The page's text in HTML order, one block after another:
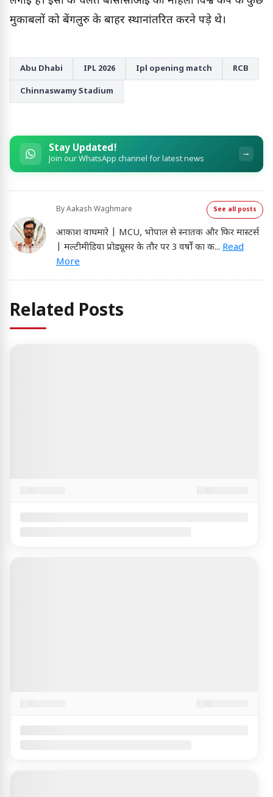
मुकाबलों को बेंगलुरु के बाहर स्थानांतरित करने पड़े थे।
Abu Dhabi IPL 2026 Ipl opening match RCB
Chinnaswamy Stadium
Stay Updated!
Join our WhatsApp channel for latest news →
ByAakash Waghmare See all posts
आकाश वाघमारे | MCU, भोपाल से स्नातक और फिर मास्टर्स
| मल्टीमीडिया प्रोड्यूसर के तौर पर 3 वर्षों का क... Read
More
Related Posts